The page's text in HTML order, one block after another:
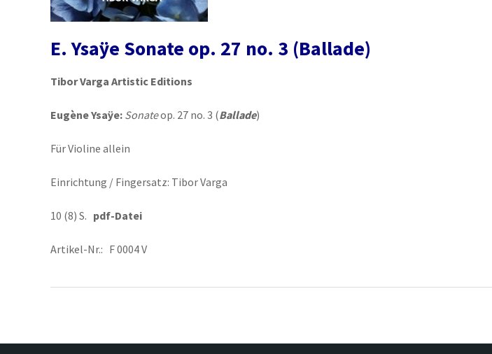
E. Ysaÿe Sonate op. 27 no. 3 (Ballade)
Tibor Varga Artistic Editions
Eugène Ysaÿe: Sonateop. 27 no. 3 (Ballade)
Für Violine allein
Einrichtung / Fingersatz: Tibor Varga
10 (8) S. pdf-Datei
Artikel-Nr.: F 0004 V